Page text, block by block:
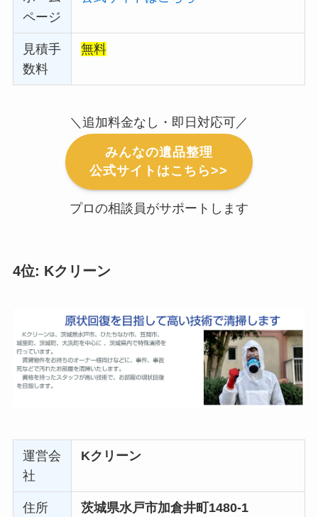
ページ
見積手
数料
無料
＼追加料金なし・即日対応可／
みんなの遺品整理
公式サイトはこちら>>
プロの相談員がサポートします
4位: Kクリーン
運営会
社
Kクリーン
住所 茨城県水戸市加倉井町1480-1